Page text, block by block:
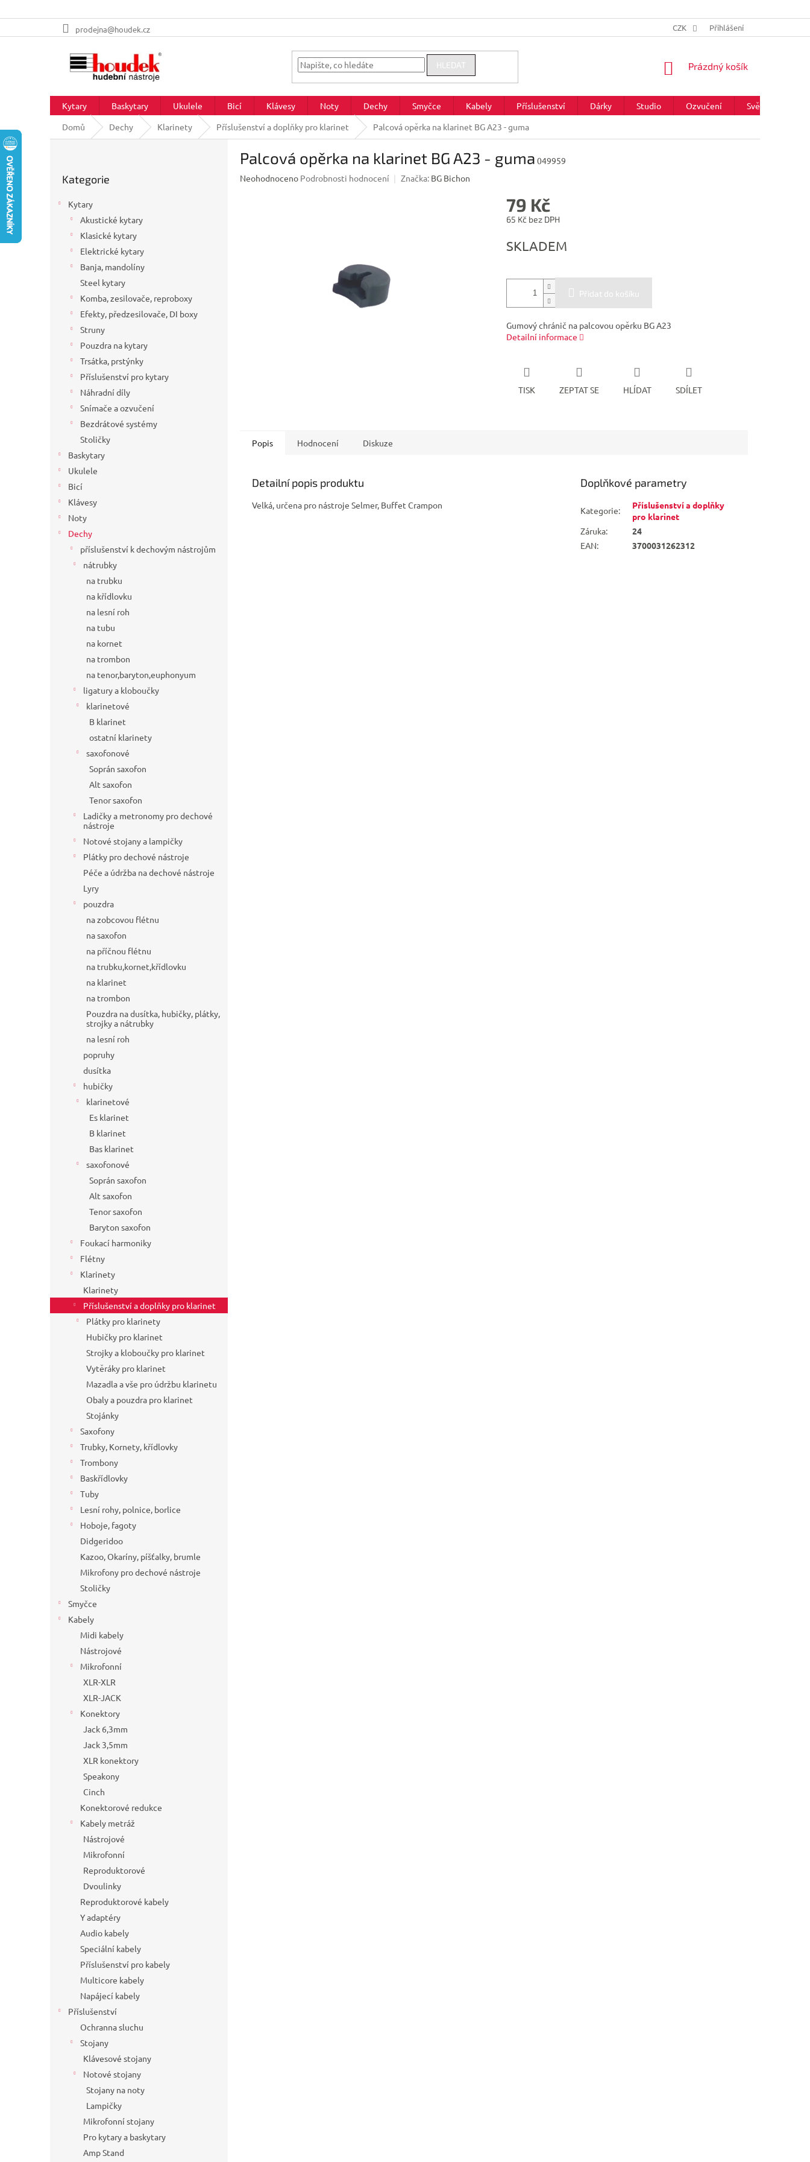
na
prodejna@houdek.cz CZK Přihlášení
HLEDAT
NÁKUPNÍ
Prázdný košík
Kytary Baskytary Ukulele Bicí Klávesy Noty Dechy Smyčce Kabely Příslušenství Dárky Studio Ozvučení Světla
Domů
Dechy Klarinety Příslušenství a doplňky pro klarinet Palcová opěrka na klarinet BG A23 - guma
kategorie
Kategorie
Kytary
Akustické kytary
Klasické kytary
Elektrické kytary
Banja, mandolíny
Steel kytary
Komba, zesilovače, reproboxy
Efekty, předzesilovače, DI boxy
Struny
Pouzdra na kytary
Trsátka, prstýnky
Příslušenství pro kytary
Náhradní díly
Snímače a ozvučení
Bezdrátové systémy
Stoličky
Baskytary
Ukulele
Bicí
Klávesy
Noty
Dechy
příslušenství k dechovým nástrojům
nátrubky
na trubku
na křídlovku
na lesní roh
na tubu
na kornet
na trombon
na tenor,baryton,euphonyum
ligatury a kloboučky
klarinetové
B klarinet
ostatní klarinety
saxofonové
Soprán saxofon
Alt saxofon
Tenor saxofon
Ladičky a metronomy pro dechové
nástroje
Notové stojany a lampičky
Plátky pro dechové nástroje
Péče a údržba na dechové nástroje
Lyry
pouzdra
na zobcovou flétnu
na saxofon
na příčnou flétnu
na trubku,kornet,křídlovku
na klarinet
na trombon
Pouzdra na dusítka, hubičky, plátky,
strojky a nátrubky
na lesní roh
popruhy
dusítka
hubičky
klarinetové
Es klarinet
B klarinet
Bas klarinet
saxofonové
Soprán saxofon
Alt saxofon
Tenor saxofon
Baryton saxofon
Foukací harmoniky
Flétny
Klarinety
Klarinety
Příslušenství a doplňky pro klarinet
Plátky pro klarinety
Hubičky pro klarinet
Strojky a kloboučky pro klarinet
Vytěráky pro klarinet
Mazadla a vše pro údržbu klarinetu
Obaly a pouzdra pro klarinet
Stojánky
Saxofony
Trubky, Kornety, křídlovky
Trombony
Baskřídlovky
Tuby
Lesní rohy, polnice, borlice
Hoboje, fagoty
Didgeridoo
Kazoo, Okaríny, píšťalky, brumle
Mikrofony pro dechové nástroje
Stoličky
Smyčce
Kabely
Midi kabely
Nástrojové
Mikrofonní
XLR-XLR
XLR-JACK
Konektory
Jack 6,3mm
Jack 3,5mm
XLR konektory
Speakony
Cinch
Konektorové redukce
Kabely metráž
Nástrojové
Mikrofonní
Reproduktorové
Dvoulinky
Reproduktorové kabely
Y adaptéry
Audio kabely
Speciální kabely
Příslušenství pro kabely
Multicore kabely
Napájecí kabely
Příslušenství
Ochranna sluchu
Stojany
Klávesové stojany
Notové stojany
Stojany na noty
Lampičky
Mikrofonní stojany
Pro kytary a baskytary
Amp Stand
Palcová opěrka na klarinet BG A23 - guma 049959
Průměrné
Neohodnoceno Podrobnosti hodnocení Značka: BG Bichon
79 Kč
65 Kč bez DPH
cena:
SKLADEM
Přidat do košíku
Gumový chránič na palcovou opěrku BG A23
Detailní informace
TISK ZEPTAT SE HLÍDAT SDÍLET
Popis Hodnocení Diskuze
Detailní popis produktu
Velká, určena pro nástroje Selmer, Buffet Crampon
Doplňkové parametry
Kategorie:
Příslušenství a doplňky
pro klarinet
Záruka:
24
EAN: 3700031262312